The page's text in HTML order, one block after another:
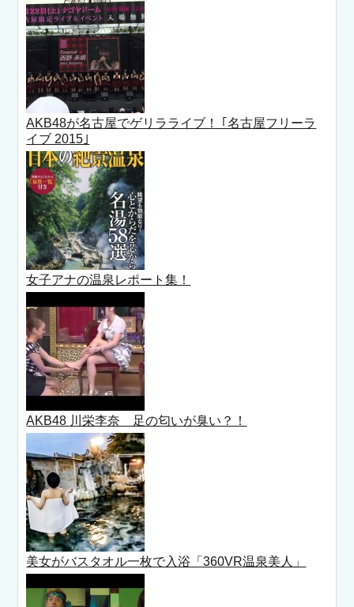
AKB48が名古屋でゲリラライブ！ ｢名古屋フリーラ
イブ 2015｣
女子アナの温泉レポート集！
AKB48 川栄李奈 足の匂いが臭い？！
美女がバスタオル一枚で入浴「360VR温泉美人」